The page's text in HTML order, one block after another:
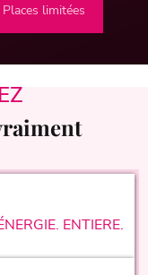
limitées
ENTIERE.